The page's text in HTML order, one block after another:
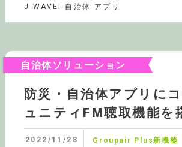
J-WAVEi 自治体 アプリ
自治体ソリューション
防災・自治体アプリにコ
ュニティFM聴取機能を
2022/11/28 Groupair Plus新機能